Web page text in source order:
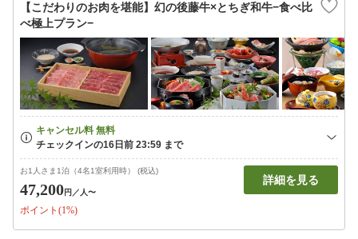
【こだわりのお肉を堪能】幻の後藤牛×とちぎ和牛−食べ比
べ極上プラン−
お1人さま1泊（4名1室利用時） (税込)
47,200円 ／人〜
ポイント(1%)
詳細を見る